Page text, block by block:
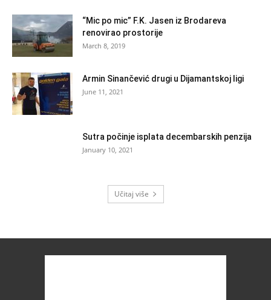
“Mic po mic” F.K. Jasen iz Brodareva
renovirao prostorije
March 8, 2019
Armin Sinančević drugi u Dijamantskoj ligi
June 11, 2021
Sutra počinje isplata decembarskih penzija
January 10, 2021
Učitaj više